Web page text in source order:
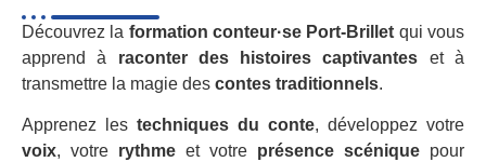
Découvrez la formation conteur·se Port-Brillet qui vous
apprend à raconter des histoires captivantes et à
transmettre la magie des contes traditionnels.
Apprenez les techniques du conte, développez votre
voix, votre rythme et votre présence scénique pour